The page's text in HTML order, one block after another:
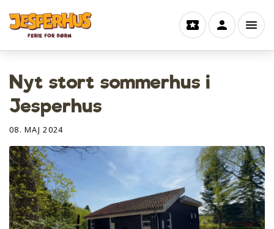
Nyt stort sommerhus i
Jesperhus
08. MAJ 2024